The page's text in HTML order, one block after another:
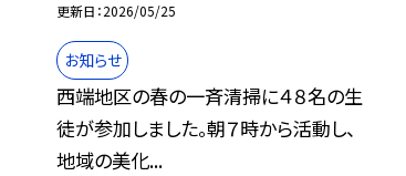
更新日 2026/05/25
お知らせ
西端地区の春の一斉清掃に４８名の生
徒が参加しました。朝７時から活動し、
地域の美化...